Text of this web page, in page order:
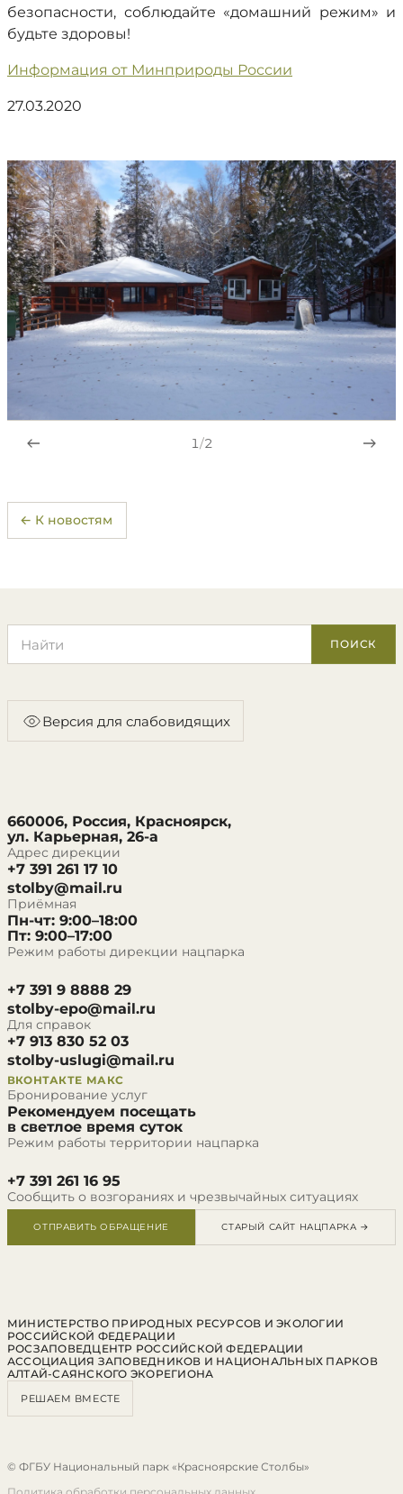
безопасности, соблюдайте «домашний режим» и
будьте здоровы!
Информация от Минприроды России
27.03.2020
1/2
← К новостям
ПОИСК
Версия для слабовидящих
660006, Россия, Красноярск,
ул. Карьерная, 26-а
Адрес дирекции
+7 391 261 17 10
stolby@mail.ru
Приёмная
Пн-чт: 9:00–18:00
Пт: 9:00–17:00
Режим работы дирекции нацпарка
+7 391 9 8888 29
stolby-epo@mail.ru
Для справок
+7 913 830 52 03
stolby-uslugi@mail.ru
ВКОНТАКТЕ МАКС
Бронирование услуг
Рекомендуем посещать
в светлое время суток
Режим работы территории нацпарка
+7 391 261 16 95
Сообщить о возгораниях и чрезвычайных ситуациях
ОТПРАВИТЬ ОБРАЩЕНИЕ СТАРЫЙ САЙТ НАЦПАРКА →
МИНИСТЕРСТВО ПРИРОДНЫХ РЕСУРСОВ И ЭКОЛОГИИ
РОССИЙСКОЙ ФЕДЕРАЦИИ
РОСЗАПОВЕДЦЕНТР РОССИЙСКОЙ ФЕДЕРАЦИИ
АССОЦИАЦИЯ ЗАПОВЕДНИКОВ И НАЦИОНАЛЬНЫХ ПАРКОВ
АЛТАЙ-САЯНСКОГО ЭКОРЕГИОНА
РЕШАЕМ ВМЕСТЕ
© ФГБУ Национальный парк «Красноярские Столбы»